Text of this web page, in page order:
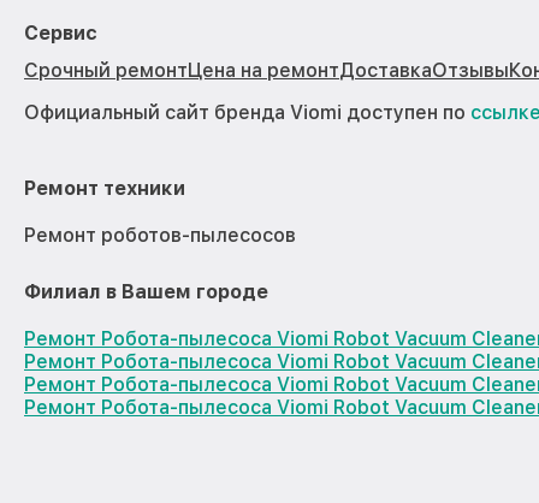
Сервис
Срочный ремонтЦена на ремонтДоставкаОтзывы
Официальный сайт бренда Viomi доступен по
Ремонт техники
Ремонт роботов-пылесосов
Филиал в Вашем городе
Ремонт Робота-пылесоса Viomi Robot Vacuum
Ремонт Робота-пылесоса Viomi Robot Vacuum
Ремонт Робота-пылесоса Viomi Robot Vacuum
Ремонт Робота-пылесоса Viomi Robot Vacuum